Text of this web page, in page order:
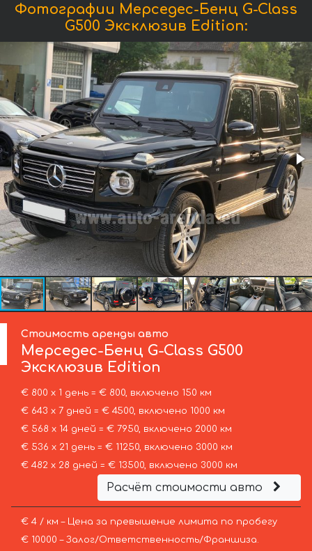
Фотографии Мерседес-Бенц G-Class
G500 Эксклюзив Edition:
Стоимость аренды авто
Мерседес-Бенц G-Class G500
Эксклюзив Edition
€ 800 х 1 день = € 800, включено 150 км
€ 643 х 7 дней = € 4500, включено 1000 км
€ 568 х 14 дней = € 7950, включено 2000 км
€ 536 х 21 день = € 11250, включено 3000 км
€ 482 х 28 дней = € 13500, включено 3000 км
Расчёт стоимости авто
€ 4 / км – Цена за превышение лимита по пробегу
€ 10000 – Залог/Ответственность/Франшиза.